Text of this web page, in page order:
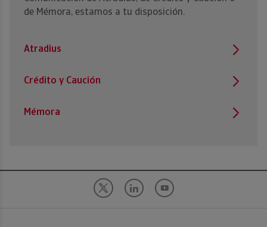
de Mémora, estamos a tu disposición.
Atradius
Crédito y Caución
Mémora